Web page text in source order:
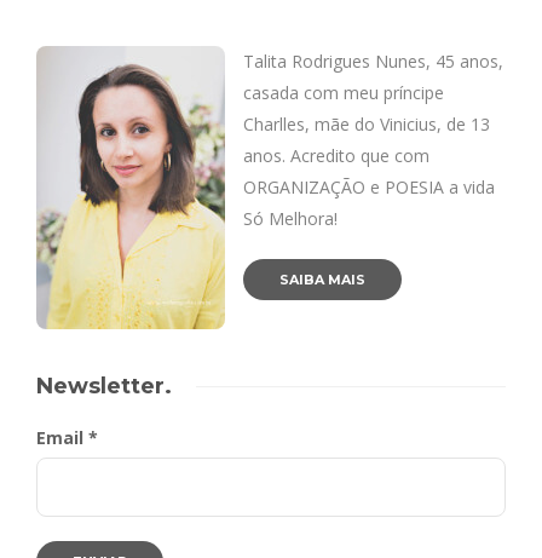
Talita Rodrigues Nunes, 45 anos,
casada com meu príncipe
Charlles, mãe do Vinicius, de 13
anos. Acredito que com
ORGANIZAÇÃO e POESIA a vida
Só Melhora!
SAIBA MAIS
Newsletter.
Email *